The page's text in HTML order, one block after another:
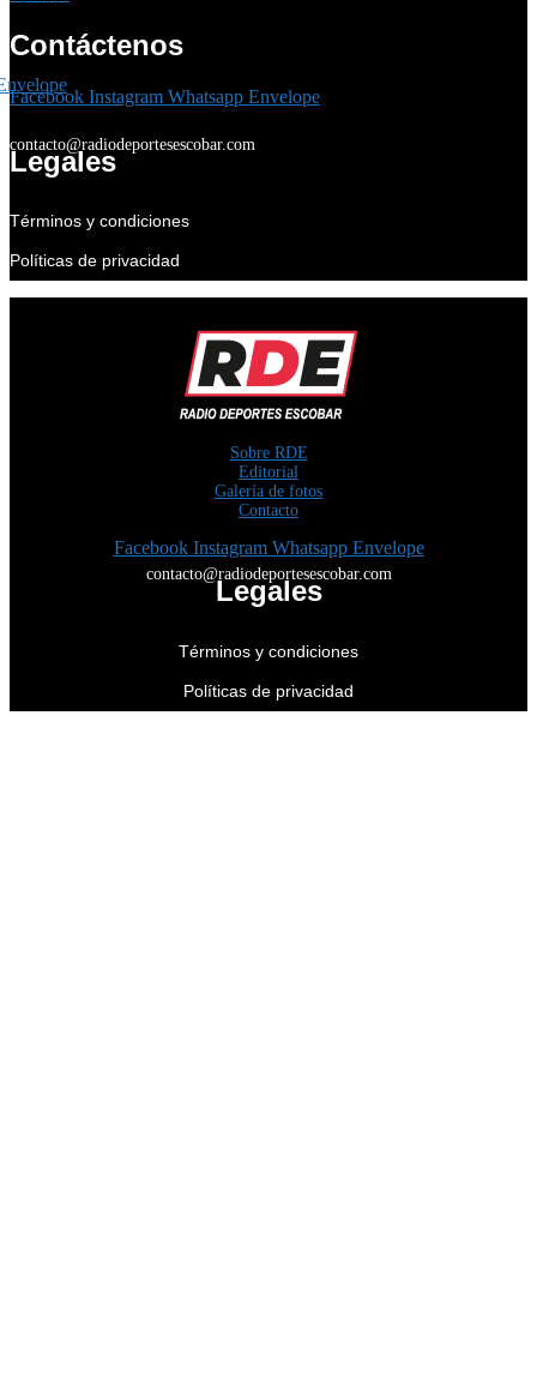
Contáctenos
Facebook Instagram Whatsapp Envelope
contacto@radiodeportesescobar.com
Legales
Términos y condiciones
Políticas de privacidad
Sobre RDE
Editorial
Galería de fotos
Contacto
Facebook Instagram Whatsapp Envelope
contacto@radiodeportesescobar.com
Legales
Términos y condiciones
Políticas de privacidad